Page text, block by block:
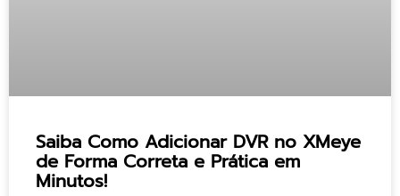
Saiba Como Adicionar DVR no XMeye
de Forma Correta e Prática em
Minutos!